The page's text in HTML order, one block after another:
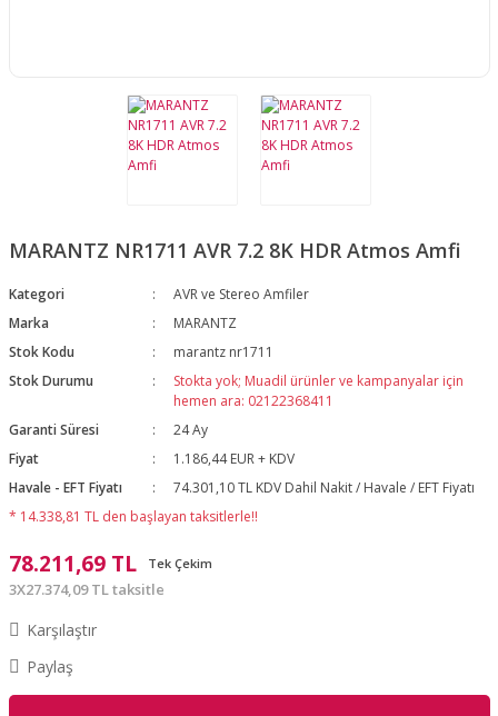
MARANTZ NR1711 AVR 7.2 8K HDR Atmos Amfi
Kategori
AVR ve Stereo Amfiler
Marka
MARANTZ
Stok Kodu
marantz nr1711
Stok Durumu
Stokta yok; Muadil ürünler ve kampanyalar için
hemen ara: 02122368411
Garanti Süresi
24 Ay
Fiyat
1.186,44 EUR + KDV
Havale - EFT Fiyatı
74.301,10 TL KDV Dahil Nakit / Havale / EFT Fiyatı
* 14.338,81 TL den başlayan taksitlerle!!
78.211,69 TL Tek Çekim
3X27.374,09 TL taksitle
Karşılaştır
Paylaş